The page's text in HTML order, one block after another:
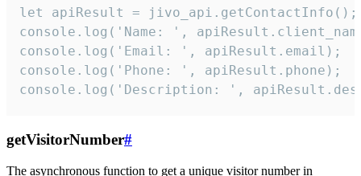
let apiResult = jivo_api.getContactInfo();
console.log('Name: ',
console.log('Email: ', apiResult.email);
console.log('Phone: ', apiResult.phone);
console.log('Description: ',
getVisitorNumber#
The asynchronous function to get a unique visitor number in